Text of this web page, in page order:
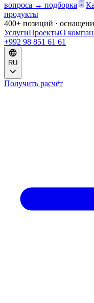
вопроса → подборка
продукты
400+ позиций ·
УслугиПроектыО
+992 98 851 61 61
RU
Получить расчёт